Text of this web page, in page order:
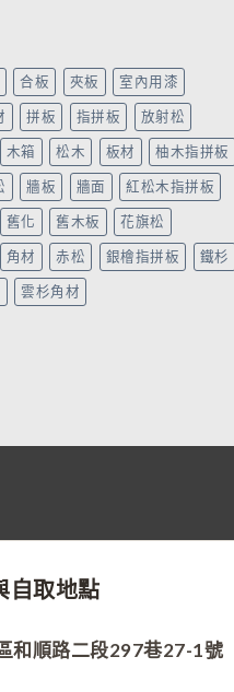
合板 夾板 室內用漆
拼板 指拼板 放射松
木箱 松木 板材 柚木指拼板
牆板 牆面 紅松木指拼板
舊化 舊木板 花旗松
角材 赤松 銀檜指拼板 鐵杉
雲杉角材
自取地點
和順路二段297巷27-1號